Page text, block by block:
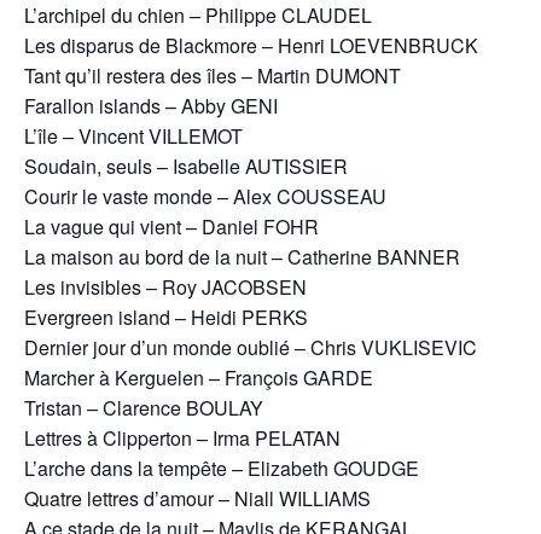
L’archipel du chien – Philippe CLAUDEL
Les disparus de Blackmore – Henri LOEVENBRUCK
Tant qu’il restera des îles – Martin DUMONT
Farallon islands – Abby GENI
L’île – Vincent VILLEMOT
Soudain, seuls – Isabelle AUTISSIER
Courir le vaste monde – Alex COUSSEAU
La vague qui vient – Daniel FOHR
La maison au bord de la nuit – Catherine BANNER
Les invisibles – Roy JACOBSEN
Evergreen island – Heidi PERKS
Dernier jour d’un monde oublié – Chris VUKLISEVIC
Marcher à Kerguelen – François GARDE
Tristan – Clarence BOULAY
Lettres à Clipperton – Irma PELATAN
L’arche dans la tempête – Elizabeth GOUDGE
Quatre lettres d’amour – Niall WILLIAMS